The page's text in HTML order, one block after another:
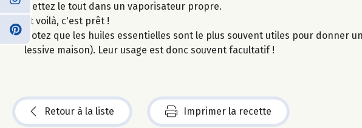
Mettez le tout dans un vaporisateur propre.
Et voilà, c'est prêt !
Notez que les huiles essentielles sont le plus souvent utiles pour donner
lessive maison). Leur usage est donc souvent facultatif !
Retour à la liste Imprimer la recette